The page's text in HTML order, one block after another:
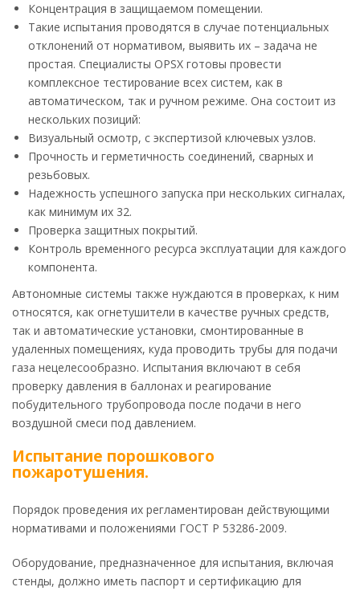
Концентрация в защищаемом помещении.
Такие испытания проводятся в случае потенциальных
отклонений от нормативом, выявить их – задача не
простая. Специалисты OPSX готовы провести
комплексное тестирование всех систем, как в
автоматическом, так и ручном режиме. Она состоит из
нескольких позиций:
Визуальный осмотр, с экспертизой ключевых узлов.
Прочность и герметичность соединений, сварных и
резьбовых.
Надежность успешного запуска при нескольких сигналах,
как минимум их 32.
Проверка защитных покрытий.
Контроль временного ресурса эксплуатации для каждого
компонента.
Автономные системы также нуждаются в проверках, к ним
относятся, как огнетушители в качестве ручных средств,
так и автоматические установки, смонтированные в
удаленных помещениях, куда проводить трубы для подачи
газа нецелесообразно. Испытания включают в себя
проверку давления в баллонах и реагирование
побудительного трубопровода после подачи в него
воздушной смеси под давлением.
Испытание порошкового
пожаротушения.
Порядок проведения их регламентирован действующими
нормативами и положениями ГОСТ Р 53286-2009.
Оборудование, предназначенное для испытания, включая
стенды, должно иметь паспорт и сертификацию для